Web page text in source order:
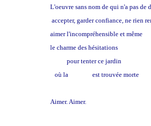
L'oeuvre sans nom de qui n'a pas de
accepter, garder confiance, ne rien
aimer l'incompréhensible et même
le charme des hésitations
pour tenter ce jardin
où la
est trouvée morte
Aimer. Aimer.